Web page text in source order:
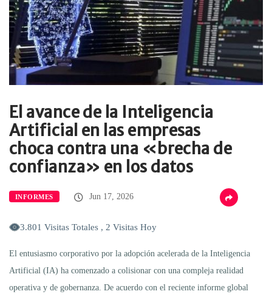
El avance de la Inteligencia
Artificial en las empresas
choca contra una «brecha de
confianza» en los datos
INFORMES Jun 17, 2026
3.801 Visitas Totales , 2 Visitas Hoy
El entusiasmo corporativo por la adopción acelerada de la Inteligencia
Artificial (IA) ha comenzado a colisionar con una compleja realidad
operativa y de gobernanza. De acuerdo con el reciente informe global